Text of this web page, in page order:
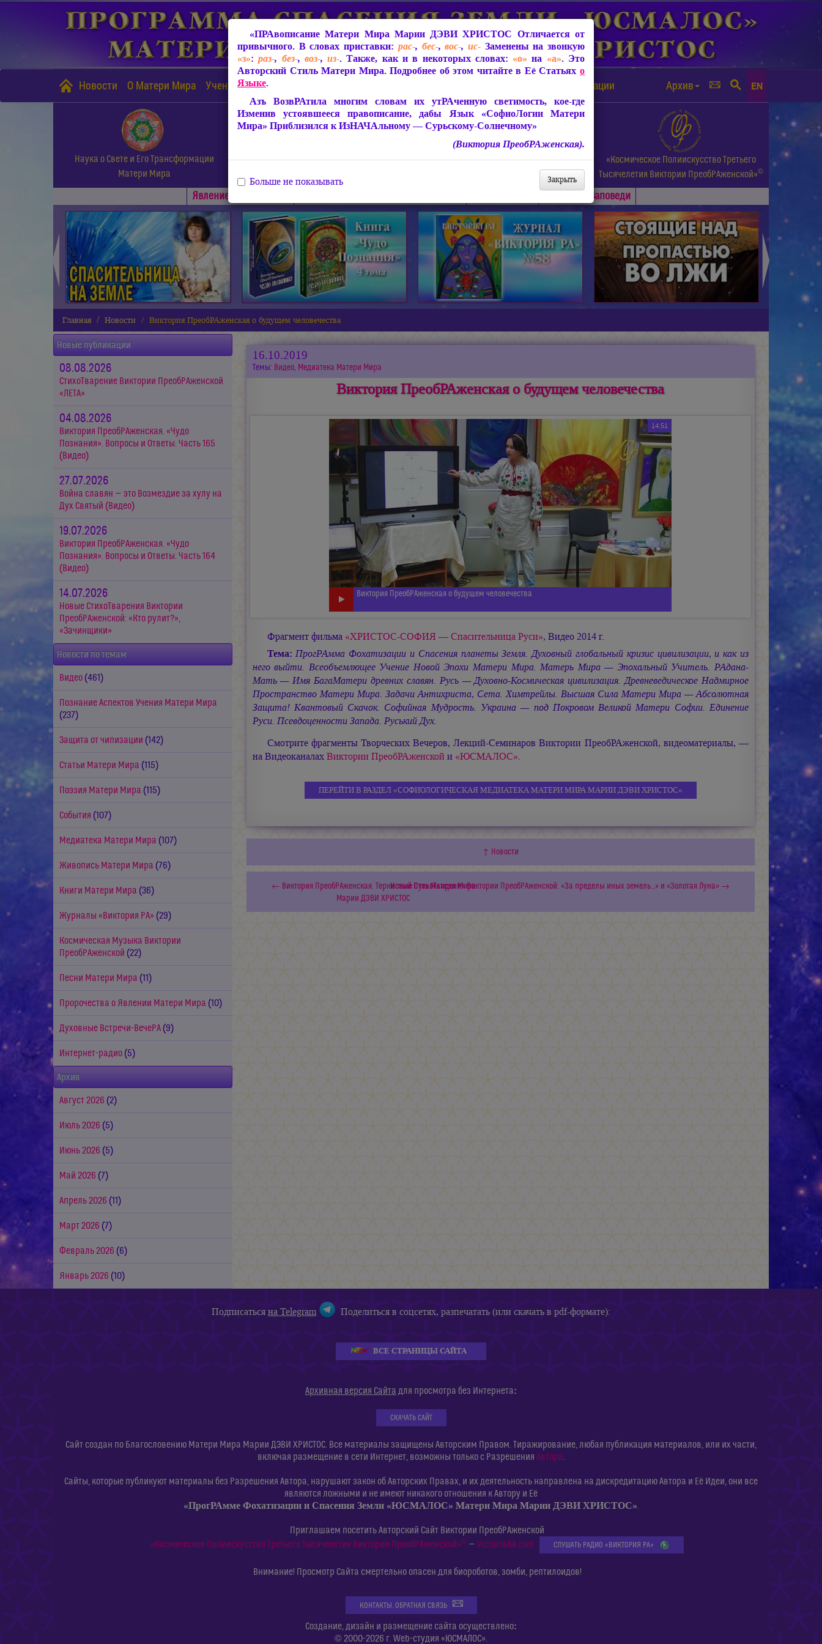
Новости О Матери Мира Учение Матери Мира Защита от чипизации Архив EN
Наука о Свете и Его Трансформации
Матери Мира
СофиоЛогия Матери Мира
Живое Слово Матери Мира.
Статьи, Книги, Видео, Аудио и др.
«Космическое Полиискусство Третьего
Тысячелетия Виктории ПреобРАженской»©
Явлениe Матери Мира Заповеди
◄ ►
Главная Новости Виктория ПреобРАженская о будущем человечества
Новые публикации
08.08.2026
СтихоТварение Виктории ПреобРАженской
«ЛЕТА»
04.08.2026
Виктория ПреобРАженская. «Чудо
Познания». Вопросы и Ответы. Часть 165
(Видео)
27.07.2026
Война славян — это Возмездие за хулу на
Дух Святый (Видео)
19.07.2026
Виктория ПреобРАженская. «Чудо
Познания». Вопросы и Ответы. Часть 164
(Видео)
14.07.2026
Новые СтихоТварения Виктории
ПреобРАженской: «Кто рулит?»,
«Зачинщики»
Новости по темам
Видео (461)
Познание Аспектов Учения Матери Мира
(237)
Защита от чипизации (142)
Статьи Матери Мира (115)
Поэзия Матери Мира (115)
События (107)
Медиатека Матери Мира (107)
Живопись Матери Мира (76)
Книги Матери Мира (36)
Журналы «Виктория РА» (29)
Космическая Музыка Виктории
ПреобРАженской (22)
Песни Матери Мира (11)
Пророчества о Явлении Матери Мира (10)
Духовные Встречи-ВечеРА (9)
Интернет-радио (5)
Архив
Август 2026 (2)
Июль 2026 (5)
Июнь 2026 (5)
Май 2026 (7)
Апрель 2026 (11)
Март 2026 (7)
Февраль 2026 (6)
Январь 2026 (10)
16.10.2019
Темы: Видео, Медиатека Матери Мира
Виктория ПреобРАженская о будущем человечества
14:51
Виктория ПреобРАженская о будущем человечества
Фрагмент фильма «ХРИСТОС-СОФИЯ — Спасительница Руси», Видео 2014 г.
Тема: ПрогРАмма Фохатизации и Спасения планеты Земля. Духовный глобальный кризис цивилизации, и как из
него выйти. Всеобъемлющее Учение Новой Эпохи Матери Мира. Матерь Мира — Эпохальный Учитель. РАдана-
Мать — Имя БагаМатери древних славян. Русь — Духовно-Космическая цивилизация. Древневедическое Надмирное
Пространство Матери Мира. Задачи Антихриста, Сета. Химтрейлы. Высшая Сила Матери Мира — Абсолютная
Защита! Квантовый Скачок. Софийная Мудрость. Украина — под Покровом Великой Матери Софии. Единение
Руси. Псевдоценности Запада. Руський Дух.
Смотрите фрагменты Творческих Вечеров, Лекций-Семинаров Виктории ПреобРАженской, видеоматериалы, —
на ВидеоканалахВиктории ПреобРАженскойи «ЮСМАЛОС».
ПЕРЕЙТИ В РАЗДЕЛ «СОФИОЛОГИЧЕСКАЯ МЕДИАТЕКА МАТЕРИ МИРА МАРИИ ДЭВИ ХРИСТОС»
↑ Новости
← Виктория ПреобРАженская. Тернистый Путь Матери Мира
Марии ДЭВИ ХРИСТОС
Новые СтихоТварения Виктории ПреобРАженской: «За пределы иных земель…» и «Золотая Луна» →
«ПРАвописание Матери Мира Марии ДЭВИ ХРИСТОС Отличается от
привычного. В словах приставки: рас-, бес-,вос-, ис-Заменены на звонкую
«з»:раз-, без-, воз-,из-. Также, как и в некоторых словах: «о» на «а». Это
Авторский Стиль Матери Мира. Подробнее об этом читайте в Её Статьях о
Языке.
Азъ ВозвРАтила многим словам их утРАченную светимость, кое-где
Изменив устоявшееся правописание, дабы Язык «СофиоЛогии Матери
Мира» Приблизился к ИзНАЧАльному — Сурьскому-Солнечному»
(Виктория ПреобРАженская).
Закрыть
Больше не показывать
Подписатьсяна Telegram Поделиться в соцсетях, разпечатать (или скачать в pdf-формате):
ВСЕ СТРАНИЦЫ САЙТА
Архивная версия Сайта для просмотра без Интернета:
СКАЧАТЬ САЙТ
Сайт создан по Благословению Матери Мира Марии ДЭВИ ХРИСТОС. Все материалы защищены Авторским Правом. Тиражирование, любая публикация материалов, или их части,
включая размещение в сети Интернет, возможны только с Разрешения Автора.
Сайты, которые публикуют материалы без Разрешения Автора, нарушают закон об Авторских Правах, и их деятельность направлена на дискредитацию Автора и Её Идеи, они все
являются ложными и не имеют никакого отношения к Автору и Её
«ПрогРАмме Фохатизации и Спасения Земли «ЮСМАЛОС» Матери Мира Марии ДЭВИ ХРИСТОС».
Приглашаем посетить Авторский Сайт Виктории ПреобРАженской
«Космическое Полиискусство Третьего Тысячелетия Виктории ПреобРАженской»© — VictoriaRA.com СЛУШАТЬ РАДИО «ВИКТОРИЯ РА»
Внимание! Просмотр Сайта смертельно опасен для биороботов, зомби, рептилоидов!
КОНТАКТЫ. ОБРАТНАЯ СВЯЗЬ
Создание, дизайн и размещение сайта осуществлено:
© 2000-2026 г. Web-студия «ЮСМАЛОС».